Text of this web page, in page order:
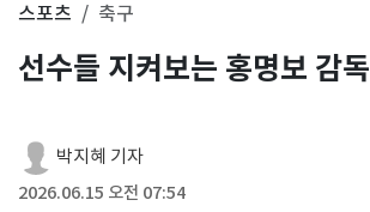
스포츠 축구
선수들 지켜보는 홍명보 감독
박지혜 기자
2026.06.15 오전 07:54